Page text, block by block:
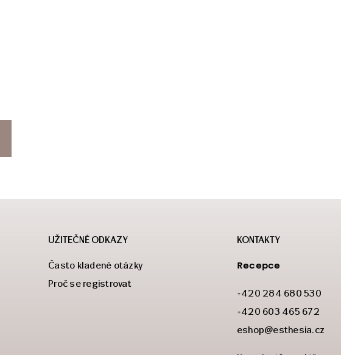
UŽITEČNÉ ODKAZY
Často kladené otázky
Proč se registrovat
KONTAKTY
Recepce
+420 284 680 530
+420 603 465 672
eshop@esthesia.cz